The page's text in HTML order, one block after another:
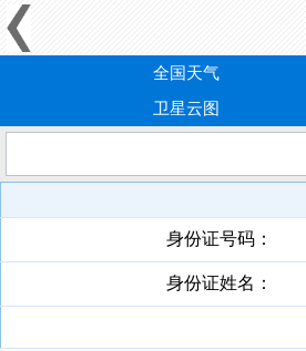
全国天气
卫星云图
身份证号码：
身份证姓名：